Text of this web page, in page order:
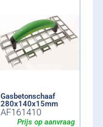
Gasbetonschaaf
280x140x15mm
AF161410
Prijs op aanvraag